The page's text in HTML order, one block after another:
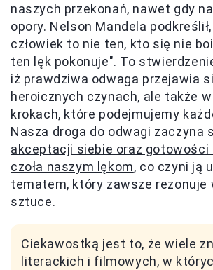
naszych przekonań, nawet gdy
opory. Nelson Mandela
człowiek to nie ten, kto się nie
ten lęk pokonuje". To
iż prawdziwa odwaga przejawia
heroicznych czynach, ale także w
krokach, które podejmujemy
Nasza droga do odwagi zaczyna
akceptacji siebie oraz gotowości
czoła naszym lękom, co czyni ją
tematem, który zawsze rezonuje
sztuce.
Ciekawostką jest to, że wiele
literackich i filmowych, w